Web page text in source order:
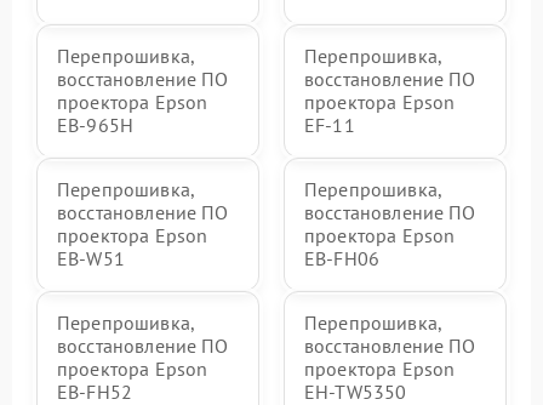
Перепрошивка,
восстановление ПО
проектора Epson
EB-965H
Перепрошивка,
восстановление ПО
проектора Epson
EF-11
Перепрошивка,
восстановление ПО
проектора Epson
EB-W51
Перепрошивка,
восстановление ПО
проектора Epson
EB-FH06
Перепрошивка,
восстановление ПО
проектора Epson
EB-FH52
Перепрошивка,
восстановление ПО
проектора Epson
EH-TW5350